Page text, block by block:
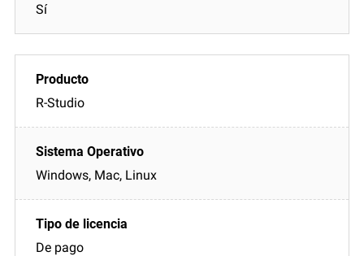
Sí
R-Studio
Windows, Mac, Linux
De pago